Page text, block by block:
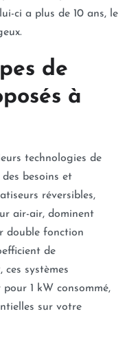
ci a plus de 10 ans, le
de
à
technologies de
besoins et
réversibles,
air-air, dominent
double fonction
de
systèmes
1 kW consommé,
sur votre